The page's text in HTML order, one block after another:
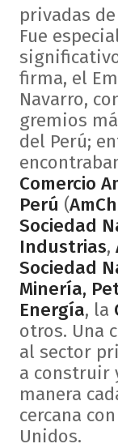
privadas
Fue
firma, el
Navarro,
gremios
del Perú;
Comercio
Perú (
Sociedad
Industrias,
Sociedad
Minería,
Energía, la
otros. Una
al sector
a construir
manera
cercana
Unidos.